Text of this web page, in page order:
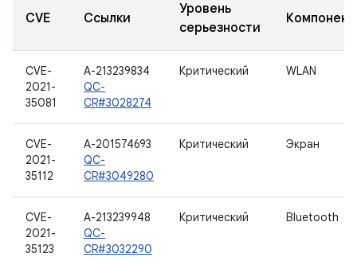
CVE Ссылки
Уровень
серьезности
Компонент
CVE-
2021-
35081
A-213239834
QC-
CR#3028274
Критический WLAN
CVE-
2021-
35112
A-201574693
QC-
CR#3049280
Критический Экран
CVE-
2021-
35123
A-213239948
QC-
CR#3032290
Критический Bluetooth